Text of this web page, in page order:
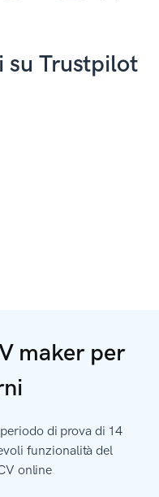
su Trustpilot
maker per
di prova di 14
funzionalità del
online